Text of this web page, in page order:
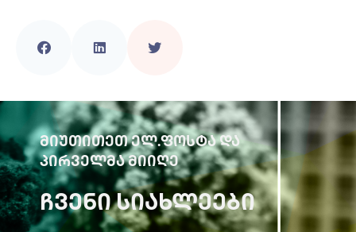
ᲛᲘᲣᲗᲘᲗᲔᲗ ᲔᲚ.ᲤᲝᲡᲢᲐ ᲓᲐ
ᲞᲘᲠᲕᲔᲚᲛᲐ ᲛᲘᲘᲦᲔ
ᲩᲕᲔᲜᲘ ᲡᲘᲐᲮᲚᲔᲔᲑᲘ